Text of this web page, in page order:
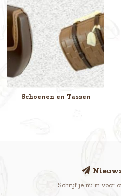
Schoenen en Tassen
Schrijf je nu in voor